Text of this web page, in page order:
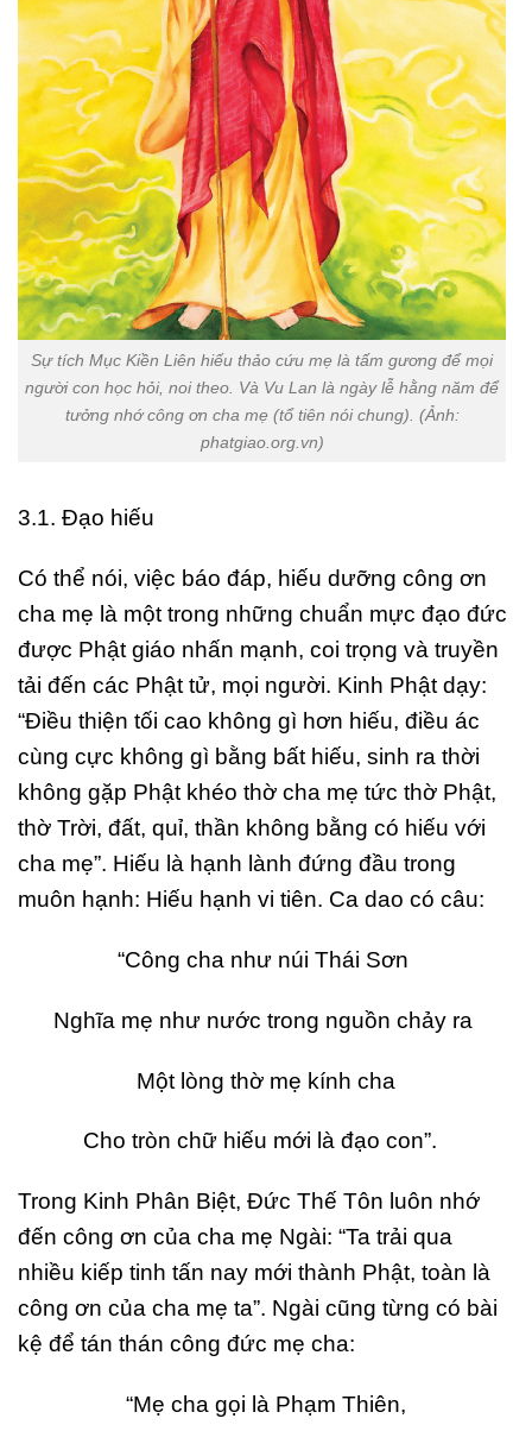
Sự tích Mục Kiền Liên hiếu thảo cứu mẹ là tấm gương để mọi
người con học hỏi, noi theo. Và Vu Lan là ngày lễ hằng năm để
tưởng nhớ công ơn cha mẹ (tổ tiên nói chung). (Ảnh:
phatgiao.org.vn)
3.1. Đạo hiếu
Có thể nói, việc báo đáp, hiếu dưỡng công ơn
cha mẹ là một trong những chuẩn mực đạo đức
được Phật giáo nhấn mạnh, coi trọng và truyền
tải đến các Phật tử, mọi người. Kinh Phật dạy:
“Điều thiện tối cao không gì hơn hiếu, điều ác
cùng cực không gì bằng bất hiếu, sinh ra thời
không gặp Phật khéo thờ cha mẹ tức thờ Phật,
thờ Trời, đất, quỉ, thần không bằng có hiếu với
cha mẹ”. Hiếu là hạnh lành đứng đầu trong
muôn hạnh: Hiếu hạnh vi tiên. Ca dao có câu:
“Công cha như núi Thái Sơn
Nghĩa mẹ như nước trong nguồn chảy ra
Một lòng thờ mẹ kính cha
Cho tròn chữ hiếu mới là đạo con”.
Trong Kinh Phân Biệt, Đức Thế Tôn luôn nhớ
đến công ơn của cha mẹ Ngài: “Ta trải qua
nhiều kiếp tinh tấn nay mới thành Phật, toàn là
công ơn của cha mẹ ta”. Ngài cũng từng có bài
kệ để tán thán công đức mẹ cha:
“Mẹ cha gọi là Phạm Thiên,